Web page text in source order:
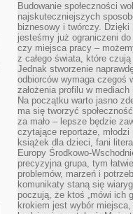
Budowanie społeczności
najskuteczniejszych
biznesowy i twórczy. Dzięki
jesteśmy już ograniczeni
czy miejsca pracy –
z całego świata, które
Jednak stworzenie
odbiorców wymaga czegoś
założenia profilu w
Na początku warto jasno
ma się tworzyć
za mało – lepsze będzie
czytające reportaże,
książek dla dzieci, fani
Europy Środkowo-
precyzyjna grupa, tym
problemów, marzeń i
komunikaty staną się
poczują, że ktoś „mówi ich
krokiem jest wybór